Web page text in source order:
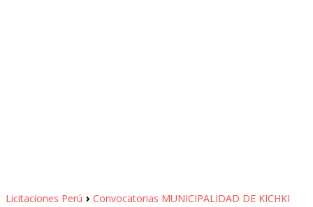
Licitaciones Perú › Convocatorias MUNICIPALIDAD DE KICHKI